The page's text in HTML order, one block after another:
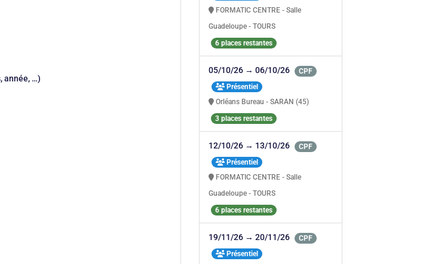
année, …)
FORMATIC CENTRE - Salle
Guadeloupe - TOURS
6 places restantes
05/10/26 → 06/10/26
CPF
Présentiel
Orléans Bureau - SARAN (45)
3 places restantes
12/10/26 → 13/10/26
CPF
Présentiel
FORMATIC CENTRE - Salle
Guadeloupe - TOURS
6 places restantes
19/11/26 → 20/11/26
CPF
Présentiel